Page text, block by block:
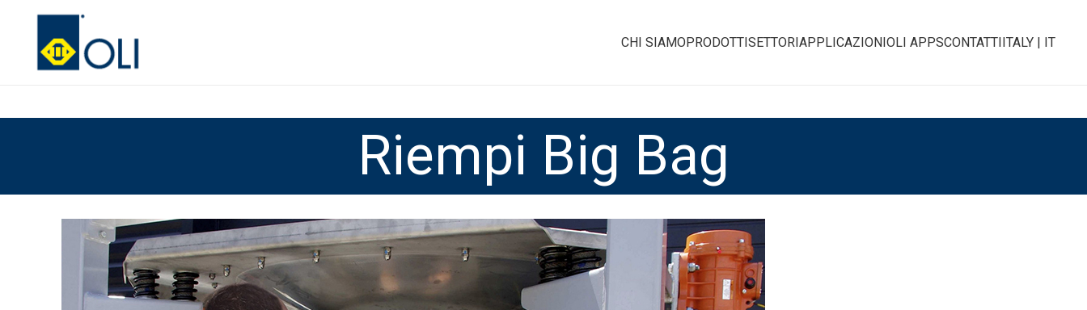
CHI SIAMOPRODOTTISETTORIAPPLICAZIONIOLI APPSCONTATTIITALY | IT
Riempi Big Bag